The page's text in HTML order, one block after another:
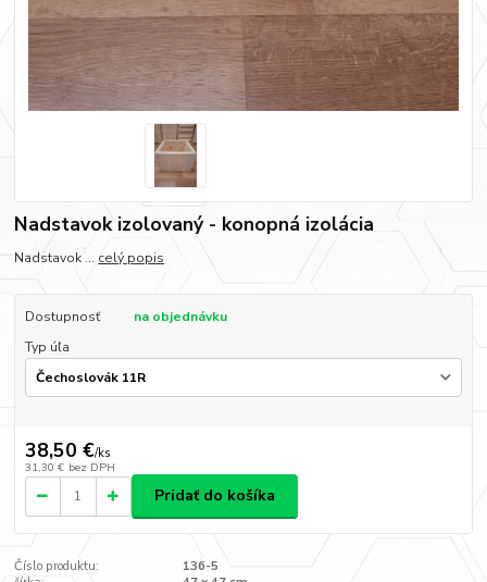
Nadstavok izolovaný - konopná izolácia
Nadstavok ... celý popis
Dostupnosť
na objednávku
Typ úľa
38,50 €/ks
31,30 € bez DPH
Pridať do košíka
Číslo produktu:
136-5